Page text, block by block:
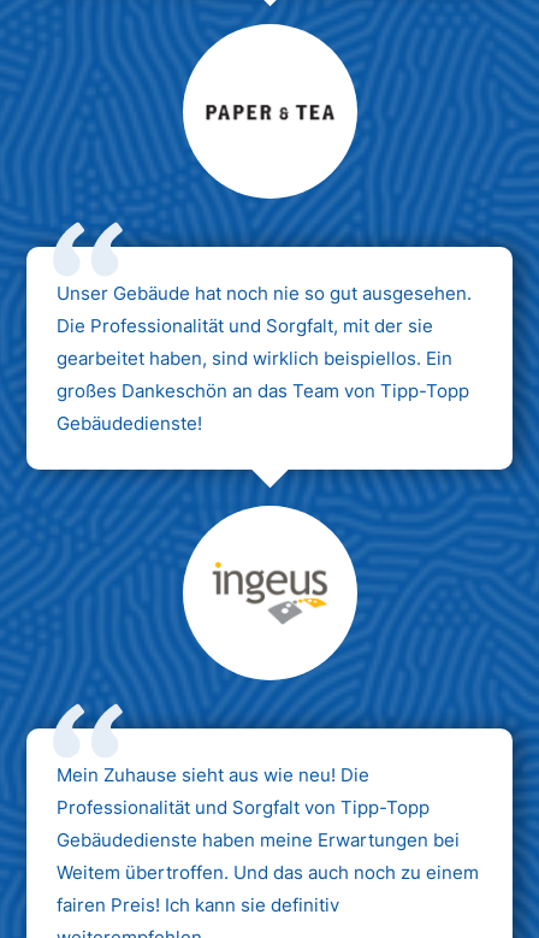
Max Mustermann
Unternehmen AG
Unser Gebäude hat noch nie so gut ausgesehen.
Die Professionalität und Sorgfalt, mit der sie
gearbeitet haben, sind wirklich beispiellos. Ein
großes Dankeschön an das Team von Tipp-Topp
Gebäudedienste!
Max Mustermann
Unternehmen AG
Mein Zuhause sieht aus wie neu! Die
Professionalität und Sorgfalt von Tipp-Topp
Gebäudedienste haben meine Erwartungen bei
Weitem übertroffen. Und das auch noch zu einem
fairen Preis! Ich kann sie definitiv